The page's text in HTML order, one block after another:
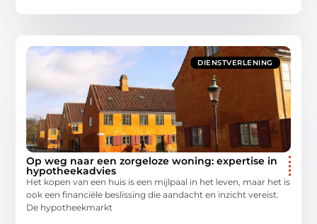
DIENSTVERLENING
Op weg naar een zorgeloze woning: expertise in
hypotheekadvies
Het kopen van een huis is een mijlpaal in het leven, maar het is
ook een financiële beslissing die aandacht en inzicht vereist.
De hypotheekmarkt